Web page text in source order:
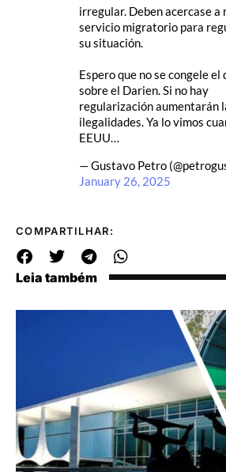
irregular. Deben acercase a
servicio migratorio para
su situación.
Espero que no se congele el
sobre el Darien. Si no hay
regularización aumentarán
ilegalidades. Ya lo vimos
EEUU…
— Gustavo Petro
January 26, 2025
COMPARTILHAR:
Leia também